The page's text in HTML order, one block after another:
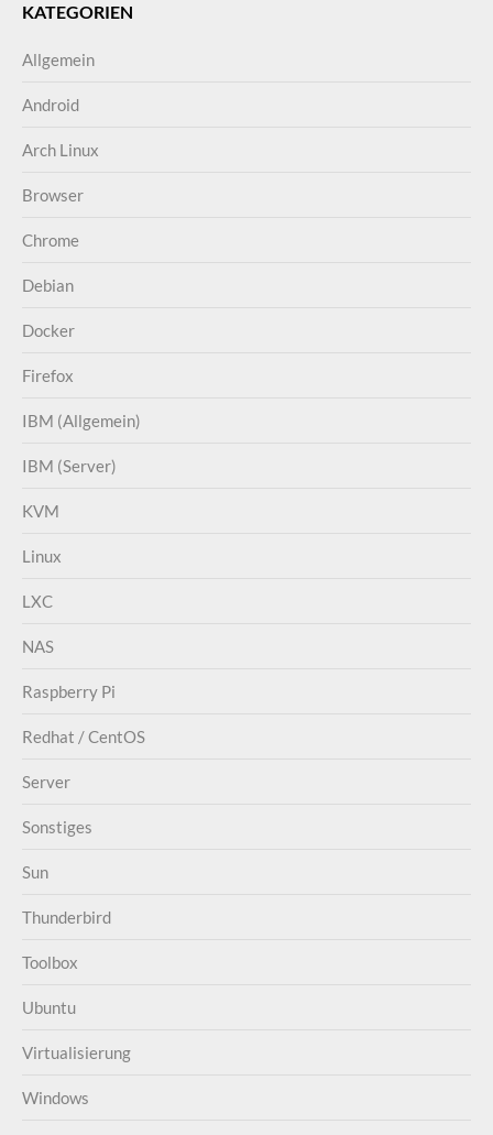
KATEGORIEN
Allgemein
Android
Arch Linux
Browser
Chrome
Debian
Docker
Firefox
IBM (Allgemein)
IBM (Server)
KVM
Linux
LXC
NAS
Raspberry Pi
Redhat / CentOS
Server
Sonstiges
Sun
Thunderbird
Toolbox
Ubuntu
Virtualisierung
Windows